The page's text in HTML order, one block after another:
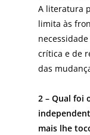
A literatura
limita às
crítica e de
das
2 – Qual foi
mais lhe